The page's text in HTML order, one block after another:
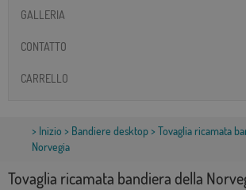
GALLERIA
CONTATTO
CARRELLO
> Inizio > Bandiere desktop> Tovaglia ricamata
Norvegia
Tovaglia ricamata bandiera della